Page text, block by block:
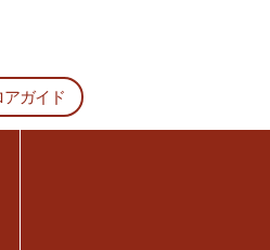
ガイド